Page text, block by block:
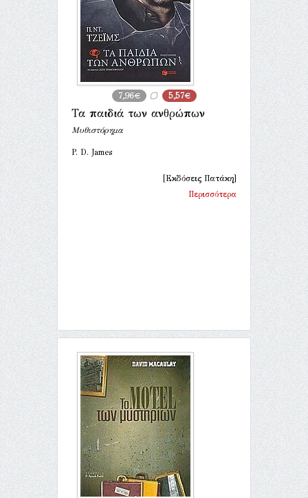
7,96€ 5,57€
Τα παιδιά των ανθρώπων
Μυθιστόρημα
P. D. James
[Εκδόσεις Πατάκη]
Περισσότερα